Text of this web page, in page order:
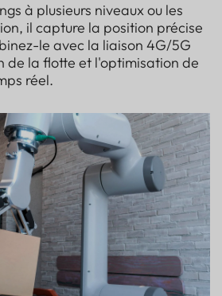
à plusieurs niveaux ou les
il capture la position précise
le avec la liaison 4G/5G
de la flotte et l'optimisation de
réel.